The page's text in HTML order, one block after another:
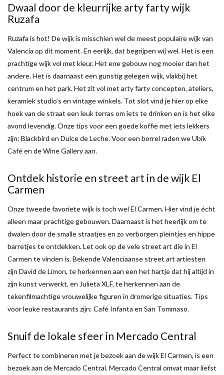
Dwaal door de kleurrijke arty farty wijk
Ruzafa
Ruzafa is hot! De wijk is misschien wel de meest populaire wijk van
Valencia op dit moment. En eerlijk, dat begrijpen wij wel. Het is een
prachtige wijk vol met kleur. Het ene gebouw nog mooier dan het
andere. Het is daarnaast een gunstig gelegen wijk, vlakbij het
centrum en het park. Het zit vol met arty farty concepten, ateliers,
keramiek studio’s en vintage winkels. Tot slot vind je hier op elke
hoek van de straat een leuk terras om iets te drinken en is het elke
avond levendig. Onze tips voor een goede koffie met iets lekkers
zijn: Blackbird en Dulce de Leche. Voor een borrel raden we Ubik
Café en de Wine Gallery aan.
Ontdek historie en street art in de wijk El
Carmen
Onze tweede favoriete wijk is toch wel El Carmen. Hier vind je écht
alleen maar prachtige gebouwen. Daarnaast is het heerlijk om te
dwalen door de smalle straatjes en zo verborgen pleintjes en hippe
barretjes te ontdekken. Let ook op de vele street art die in El
Carmen te vinden is. Bekende Valenciaanse street art artiesten
zijn David de Limon, te herkennen aan een het hartje dat hij altijd in
zijn kunst verwerkt, en Julieta XLF, te herkennen aan de
tekenfilmachtige vrouwelijke figuren in dromerige situaties. Tips
voor leuke restaurants zijn: Café Infanta en San Tommaso.
Snuif de lokale sfeer in Mercado Central
Perfect te combineren met je bezoek aan de wijk El Carmen, is een
bezoek aan de Mercado Central. Mercado Central omvat maar liefst